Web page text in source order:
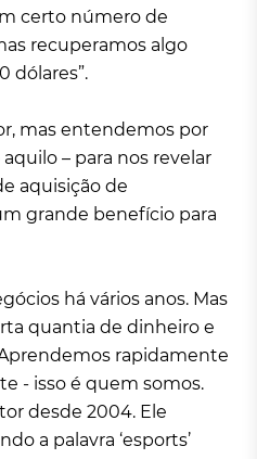
certo número de
recuperamos algo
dólares”.
mas entendemos por
– para nos revelar
aquisição de
grande benefício para
há vários anos. Mas
quantia de dinheiro e
rapidamente
- isso é quem somos.
desde 2004. Ele
a palavra ‘esports’